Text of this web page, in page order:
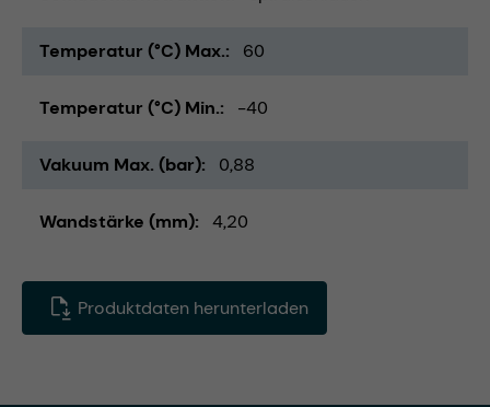
Temperatur (°C) Max. 60
Temperatur (°C) Min. -40
Vakuum Max. (bar) 0,88
Wandstärke (mm) 4,20
Produktdaten herunterladen